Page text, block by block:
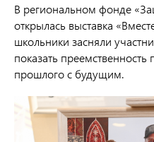
В региональном фонде
открылась выставка
школьники засняли
показать
прошлого с будущим.